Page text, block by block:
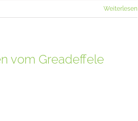
Weiterlesen
vom Greadeffele